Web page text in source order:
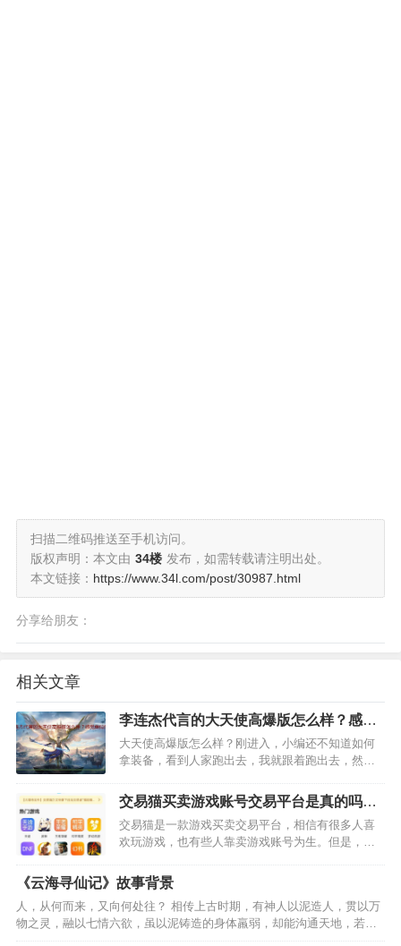
扫描二维码推送至手机访问。
版权声明：本文由 34楼 发布，如需转载请注明出处。
本文链接： https://www.34l.com/post/30987.html
分享给朋友：
相关文章
李连杰代言的大天使高爆版怎么样？感觉
类似传奇
大天使高爆版怎么样？刚进入，小编还不知道如何
拿装备，看到人家跑出去，我就跟着跑出去，然后
空手打，很容易就阵亡了。后面打了一两分钟，我
知道如何去拿到装备了，就是根着主线任务去找拿
装备人的，对话一下就…
交易猫买卖游戏账号交易平台是真的吗？
安全靠谱吗？我来揭秘下吧
交易猫是一款游戏买卖交易平台，相信有很多人喜
欢玩游戏，也有些人靠卖游戏账号为生。但是，买
方有信任度才能交易，否则，想要安全交易的只能
通过一些游戏账号交易平台去实施交易。…
《云海寻仙记》故事背景
人，从何而来，又向何处往？ 相传上古时期，有神人以泥造人，贯以万
物之灵，融以七情六欲，虽以泥铸造的身体羸弱，却能沟通天地，若能
修炼之法，锤炼四肢五骸，淬炼三魂七魄，便可得极乐长生。 妖，因何